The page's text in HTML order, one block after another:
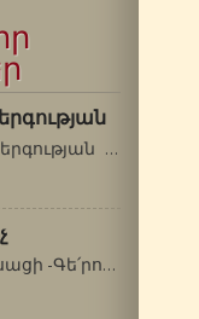
Հորդոր սաղմոսերգության Որևէ…
Սբ. Պաիսիոս Աթոսացի -Գե՛րոնդա, կլինի՞…